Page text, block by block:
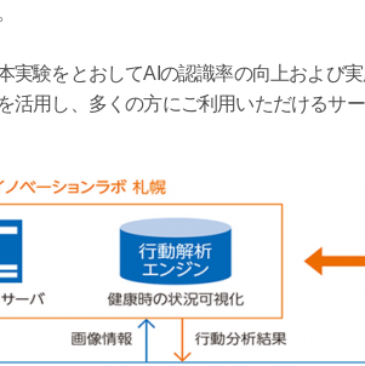
実験をとおしてAIの認識率の向上および
活用し、多くの方にご利用いただけるサ